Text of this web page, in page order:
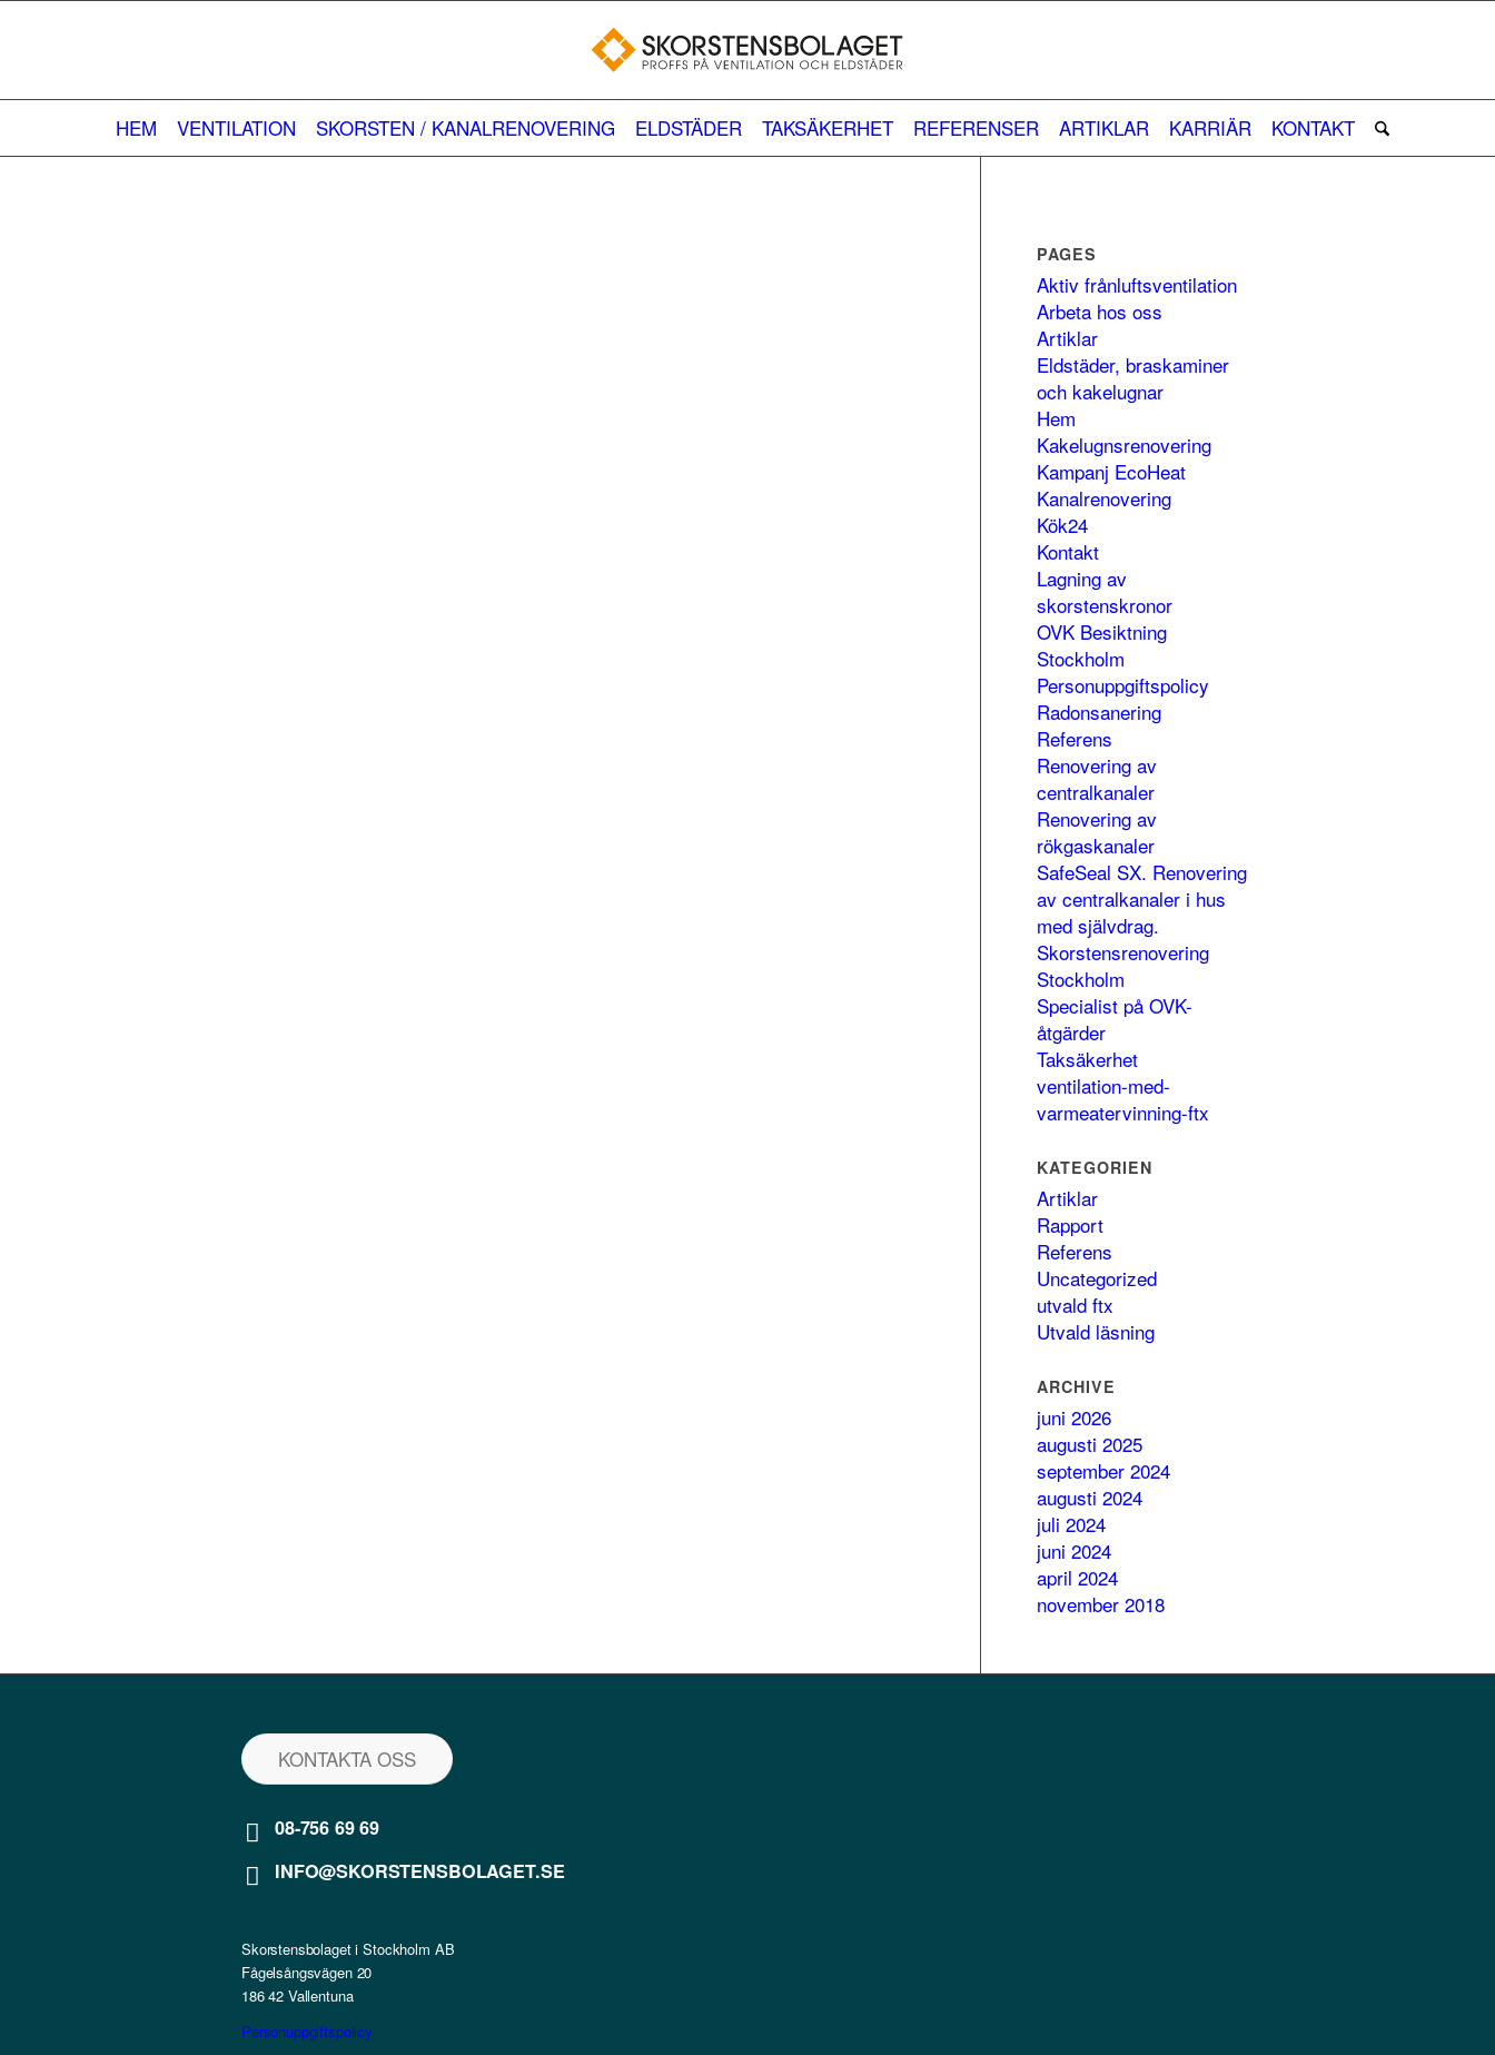
HEM VENTILATION SKORSTEN / KANALRENOVERING ELDSTÄDER TAKSÄKERHET REFERENSER ARTIKLAR KARRIÄR KONTAKT
PAGES
Aktiv frånluftsventilation
Arbeta hos oss
Artiklar
Eldstäder, braskaminer
och kakelugnar
Hem
Kakelugnsrenovering
Kampanj EcoHeat
Kanalrenovering
Kök24
Kontakt
Lagning av
skorstenskronor
OVK Besiktning
Stockholm
Personuppgiftspolicy
Radonsanering
Referens
Renovering av
centralkanaler
Renovering av
rökgaskanaler
SafeSeal SX. Renovering
av centralkanaler i hus
med självdrag.
Skorstensrenovering
Stockholm
Specialist på OVK-
åtgärder
Taksäkerhet
ventilation-med-
varmeatervinning-ftx
KATEGORIEN
Artiklar
Rapport
Referens
Uncategorized
utvald ftx
Utvald läsning
ARCHIVE
juni 2026
augusti 2025
september 2024
augusti 2024
juli 2024
juni 2024
april 2024
november 2018
KONTAKTA OSS
08-756 69 69
INFO@SKORSTENSBOLAGET.SE
Skorstensbolaget i Stockholm AB
Fågelsångsvägen 20
186 42 Vallentuna
Personuppgiftspolicy